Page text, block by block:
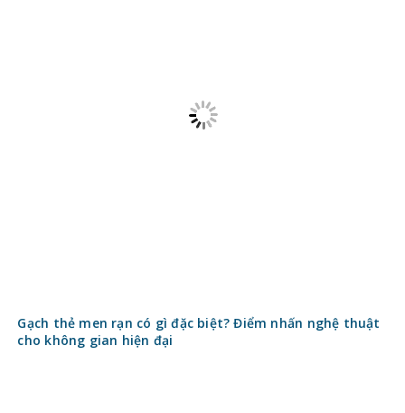
Gạch thẻ men rạn có gì đặc biệt? Điểm nhấn nghệ thuật
cho không gian hiện đại